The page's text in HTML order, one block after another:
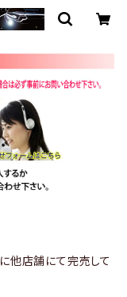
他店舗にて完売して